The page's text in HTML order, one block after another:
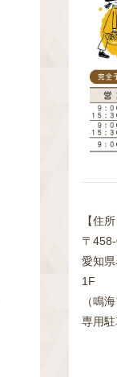
【住所
〒
愛知
1F
（鳴
専用駐